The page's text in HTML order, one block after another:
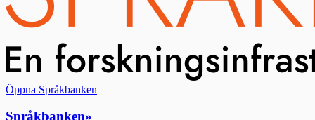
Öppna Språkbanken
Språkbanken»